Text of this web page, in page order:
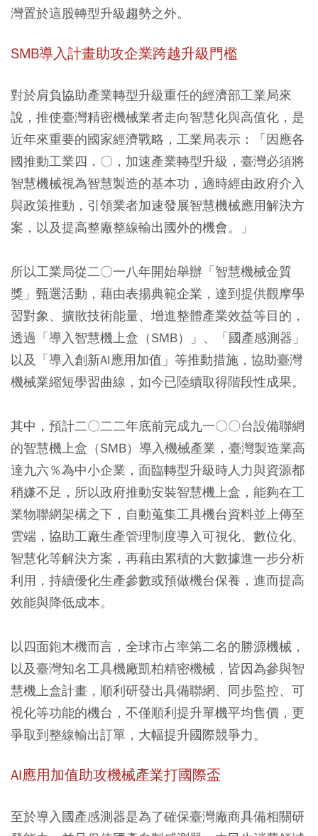
灣置於這股轉型升級趨勢之外。
SMB導入計畫助攻企業跨越升級門檻
對於肩負協助產業轉型升級重任的經濟部工業局來
說，推使臺灣精密機械業者走向智慧化與高值化，是
近年來重要的國家經濟戰略，工業局表示：「因應各
國推動工業四．〇，加速產業轉型升級，臺灣必須將
智慧機械視為智慧製造的基本功，適時經由政府介入
與政策推動，引領業者加速發展智慧機械應用解決方
案，以及提高整廠整線輸出國外的機會。」
所以工業局從二〇一八年開始舉辦「智慧機械金質
獎」甄選活動，藉由表揚典範企業，達到提供觀摩學
習對象、擴散技術能量、增進整體產業效益等目的，
透過「導入智慧機上盒（SMB）」、「國產感測器」
以及「導入創新AI應用加值」等推動措施，協助臺灣
機械業縮短學習曲線，如今已陸續取得階段性成果。
其中，預計二〇二二年底前完成九一〇〇台設備聯網
的智慧機上盒（SMB）導入機械產業，臺灣製造業高
達九六％為中小企業，面臨轉型升級時人力與資源都
稍嫌不足，所以政府推動安裝智慧機上盒，能夠在工
業物聯網架構之下，自動蒐集工具機台資料並上傳至
雲端，協助工廠生產管理制度導入可視化、數位化、
智慧化等解決方案，再藉由累積的大數據進一步分析
利用，持續優化生產參數或預做機台保養，進而提高
效能與降低成本。
以四面鉋木機而言，全球市占率第二名的勝源機械，
以及臺灣知名工具機廠凱柏精密機械，皆因為參與智
慧機上盒計畫，順利研發出具備聯網、同步監控、可
視化等功能的機台，不僅順利提升單機平均售價，更
爭取到整線輸出訂單，大幅提升國際競爭力。
AI應用加值助攻機械產業打國際盃
至於導入國產感測器是為了確保臺灣廠商具備相關研